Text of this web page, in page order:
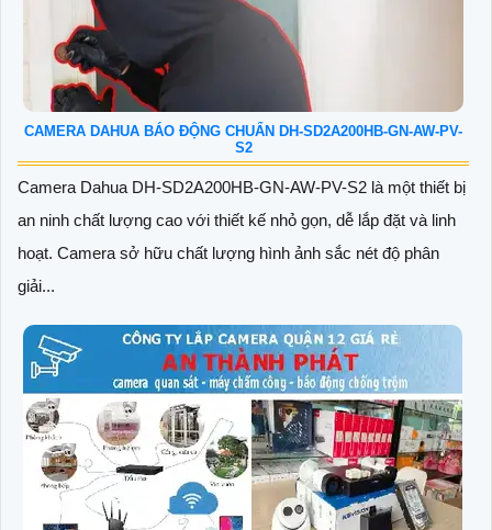
CAMERA DAHUA BÁO ĐỘNG CHUẨN DH-SD2A200HB-GN-AW-PV-
S2
Camera Dahua DH-SD2A200HB-GN-AW-PV-S2 là một thiết bị
an ninh chất lượng cao với thiết kế nhỏ gọn, dễ lắp đặt và linh
hoạt. Camera sở hữu chất lượng hình ảnh sắc nét độ phân
giải...